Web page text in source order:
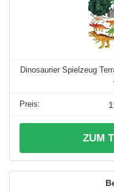
Dinosaurier Spielzeug
ZUM